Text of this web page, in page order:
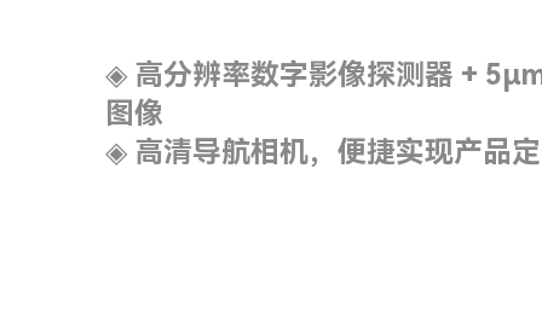
◈ 高分辨率数字影像探测器 +
图像
◈ 高清导航相机，便捷实现产品